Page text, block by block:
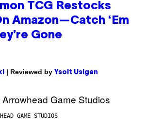
TCG Restocks
Amazon—Catch ‘Em
Gone
| Reviewed by Ysolt Usigan
GAME STUDIOS